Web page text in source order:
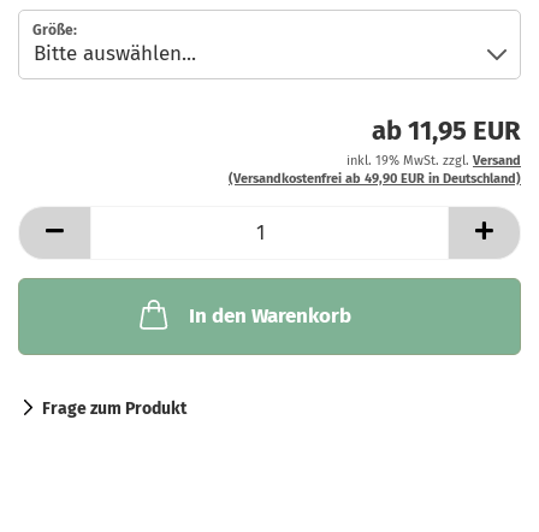
Größe:
ab 11,95 EUR
inkl. 19% MwSt. zzgl. Versand
(Versandkostenfrei ab 49,90 EUR in Deutschland)
In den Warenkorb
Frage zum Produkt